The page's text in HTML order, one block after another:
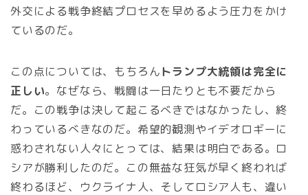
外交による戦争終結プロセスを早めるよう圧力をかけ
ているのだ。
この点については、もちろんトランプ大統領は完全に
正しい。なぜなら、戦闘は一日たりとも不要だから
だ。この戦争は決して起こるべきではなかったし、終
わっているべきなのだ。希望的観測やイデオロギーに
惑わされない人々にとっては、結果は明白である。ロ
シアが勝利したのだ。この無益な狂気が早く終われば
終わるほど、ウクライナ人、そしてロシア人も、違い